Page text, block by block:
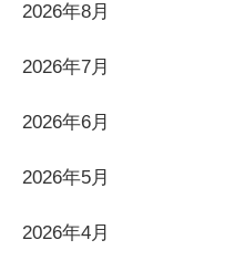
2026年8月
2026年7月
2026年6月
2026年5月
2026年4月